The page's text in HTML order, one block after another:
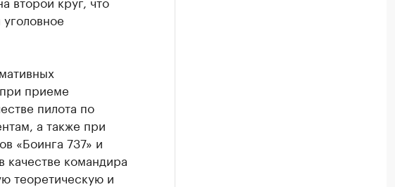
приеме
пилота по
а также при
«Боинга 737» и
качестве командира
теоретическую и